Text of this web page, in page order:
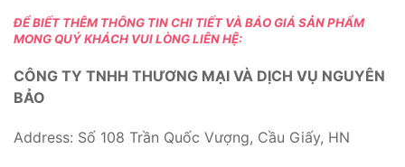
ĐỂ BIẾT THÊM THÔNG TIN CHI TIẾT VÀ BÁO GIÁ SẢN PHẨM
MONG QUÝ KHÁCH VUI LÒNG LIÊN HỆ:
CÔNG TY TNHH THƯƠNG MẠI VÀ DỊCH VỤ NGUYÊN
BẢO
Address: Số 108 Trần Quốc Vượng, Cầu Giấy, HN